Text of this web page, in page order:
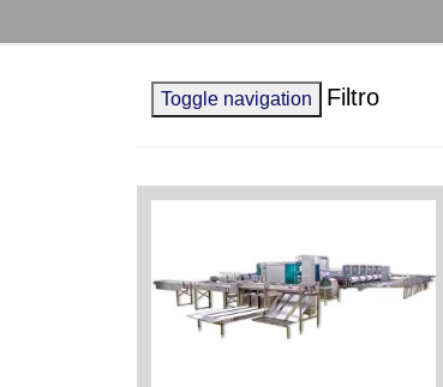
Toggle navigation Filtro